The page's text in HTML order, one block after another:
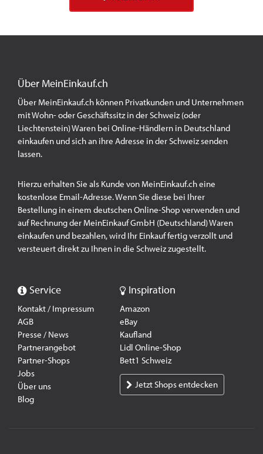
Über MeinEinkauf.ch
Über MeinEinkauf.ch können Privatkunden und Unternehmen
mit Wohn- oder Geschäftssitz in der Schweiz (oder
Liechtenstein) Waren bei Online-Händlern in Deutschland
einkaufen und sich an ihre Adresse in der Schweiz senden
lassen.
Hierzu erhalten Sie als Kunde von MeinEinkauf.ch eine
kostenlose Email-Adresse. Wenn Sie diese bei Ihrer
Bestellung in einem deutschen Online-Shop verwenden und
auf Rechnung der MeinEinkauf GmbH (Deutschland) Waren
einkaufen und bezahlen, wird Ihr Einkauf fertig verzollt und
versteuert direkt zu Ihnen in die Schweiz zugestellt.
Service
Kontakt / Impressum
AGB
Presse / News
Partnerangebot
Partner-Shops
Jobs
Über uns
Blog
Inspiration
Amazon
eBay
Kaufland
Lidl Online-Shop
Bett1 Schweiz
Jetzt Shops entdecken